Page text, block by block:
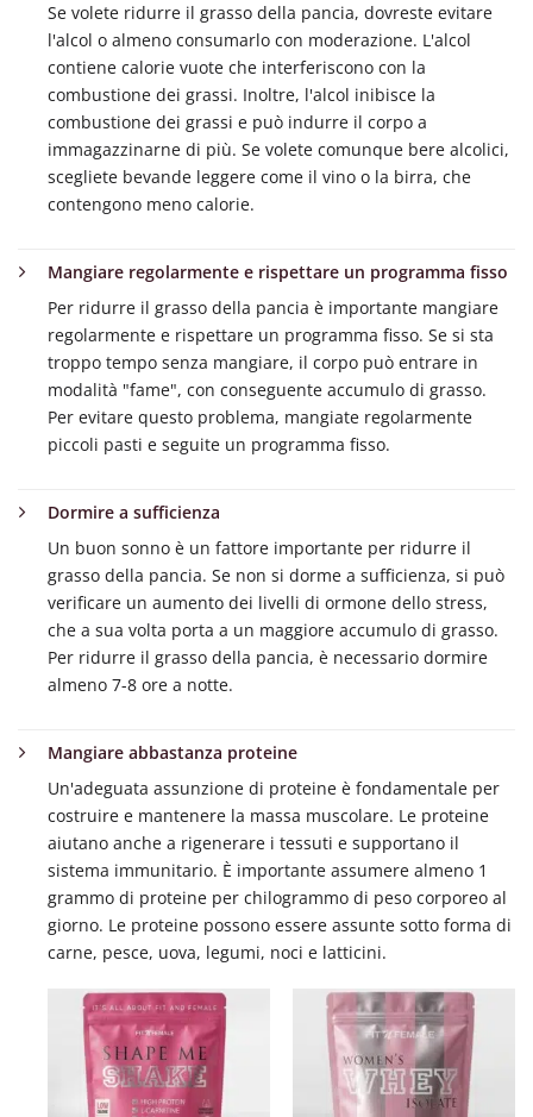
Se volete ridurre il grasso della pancia, dovreste evitare
l'alcol o almeno consumarlo con moderazione. L'alcol
contiene calorie vuote che interferiscono con la
combustione dei grassi. Inoltre, l'alcol inibisce la
combustione dei grassi e può indurre il corpo a
immagazzinarne di più. Se volete comunque bere alcolici,
scegliete bevande leggere come il vino o la birra, che
contengono meno calorie.
Mangiare regolarmente e rispettare un programma fisso
Per ridurre il grasso della pancia è importante mangiare
regolarmente e rispettare un programma fisso. Se si sta
troppo tempo senza mangiare, il corpo può entrare in
modalità "fame", con conseguente accumulo di grasso.
Per evitare questo problema, mangiate regolarmente
piccoli pasti e seguite un programma fisso.
Dormire a sufficienza
Un buon sonno è un fattore importante per ridurre il
grasso della pancia. Se non si dorme a sufficienza, si può
verificare un aumento dei livelli di ormone dello stress,
che a sua volta porta a un maggiore accumulo di grasso.
Per ridurre il grasso della pancia, è necessario dormire
almeno 7-8 ore a notte.
Mangiare abbastanza proteine
Un'adeguata assunzione di proteine è fondamentale per
costruire e mantenere la massa muscolare. Le proteine
aiutano anche a rigenerare i tessuti e supportano il
sistema immunitario. È importante assumere almeno 1
grammo di proteine per chilogrammo di peso corporeo al
giorno. Le proteine possono essere assunte sotto forma di
carne, pesce, uova, legumi, noci e latticini.